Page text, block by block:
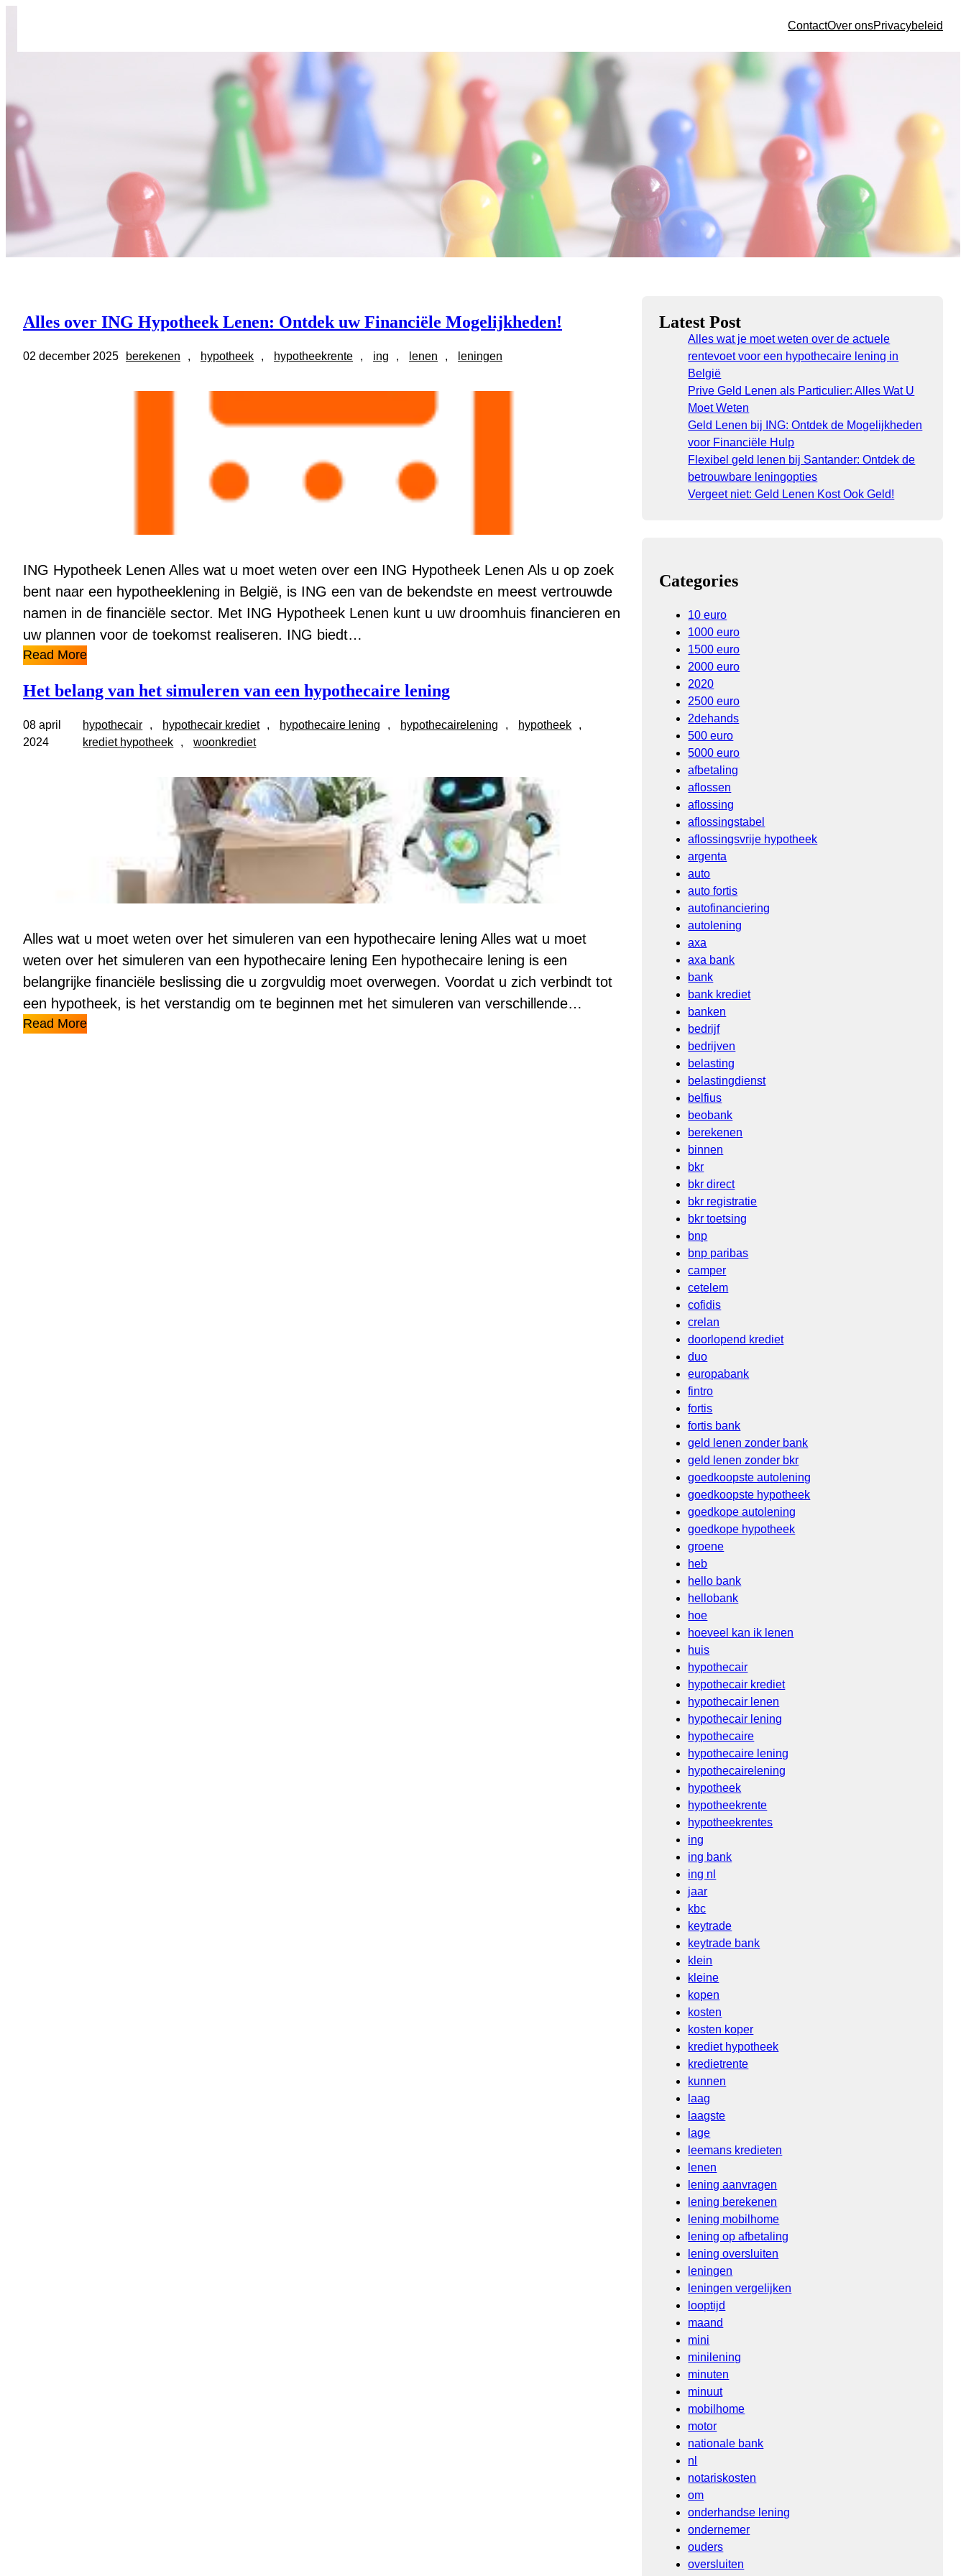
ContactOver onsPrivacybeleid
Alles over ING Hypotheek Lenen: Ontdek uw Financiële Mogelijkheden!
02 december 2025 berekenen , hypotheek , hypotheekrente , ing , lenen , leningen
ING Hypotheek Lenen Alles wat u moet weten over een ING Hypotheek Lenen Als u op zoek
bent naar een hypotheeklening in België, is ING een van de bekendste en meest vertrouwde
namen in de financiële sector. Met ING Hypotheek Lenen kunt u uw droomhuis financieren en
uw plannen voor de toekomst realiseren. ING biedt…
Read More
Het belang van het simuleren van een hypothecaire lening
08 april
2024
hypothecair , hypothecair krediet , hypothecaire lening , hypothecairelening , hypotheek
krediet hypotheek
, woonkrediet
Alles wat u moet weten over het simuleren van een hypothecaire lening Alles wat u moet
weten over het simuleren van een hypothecaire lening Een hypothecaire lening is een
belangrijke financiële beslissing die u zorgvuldig moet overwegen. Voordat u zich verbindt tot
een hypotheek, is het verstandig om te beginnen met het simuleren van verschillende…
Read More
Latest Post
Alles wat je moet weten over de actuele
rentevoet voor een hypothecaire lening in
België
Prive Geld Lenen als Particulier: Alles Wat U
Moet Weten
Geld Lenen bij ING: Ontdek de Mogelijkheden
voor Financiële Hulp
Flexibel geld lenen bij Santander: Ontdek de
betrouwbare leningopties
Vergeet niet: Geld Lenen Kost Ook Geld!
Categories
10 euro
1000 euro
1500 euro
2000 euro
2020
2500 euro
2dehands
500 euro
5000 euro
afbetaling
aflossen
aflossing
aflossingstabel
aflossingsvrije hypotheek
argenta
auto
auto fortis
autofinanciering
autolening
axa
axa bank
bank
bank krediet
banken
bedrijf
bedrijven
belasting
belastingdienst
belfius
beobank
berekenen
binnen
bkr
bkr direct
bkr registratie
bkr toetsing
bnp
bnp paribas
camper
cetelem
cofidis
crelan
doorlopend krediet
duo
europabank
fintro
fortis
fortis bank
geld lenen zonder bank
geld lenen zonder bkr
goedkoopste autolening
goedkoopste hypotheek
goedkope autolening
goedkope hypotheek
groene
heb
hello bank
hellobank
hoe
hoeveel kan ik lenen
huis
hypothecair
hypothecair krediet
hypothecair lenen
hypothecair lening
hypothecaire
hypothecaire lening
hypothecairelening
hypotheek
hypotheekrente
hypotheekrentes
ing
ing bank
ing nl
jaar
kbc
keytrade
keytrade bank
klein
kleine
kopen
kosten
kosten koper
krediet hypotheek
kredietrente
kunnen
laag
laagste
lage
leemans kredieten
lenen
lening aanvragen
lening berekenen
lening mobilhome
lening op afbetaling
lening oversluiten
leningen
leningen vergelijken
looptijd
maand
mini
minilening
minuten
minuut
mobilhome
motor
nationale bank
nl
notariskosten
om
onderhandse lening
ondernemer
ouders
oversluiten